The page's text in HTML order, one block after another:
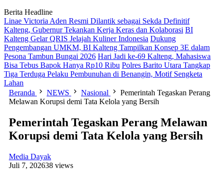
Berita Headline
Linae Victoria Aden Resmi Dilantik sebagai Sekda Definitif
Kalteng, Gubernur Tekankan Kerja Keras dan Kolaborasi BI
Kalteng Gelar QRIS Jelajah Kuliner Indonesia Dukung
Pengembangan UMKM, BI Kalteng Tampilkan Konsep 3E dalam
Pesona Tambun Bungai 2026 Hari Jadi ke-69 Kalteng, Mahasiswa
Bisa Tebus Bapok Hanya Rp10 Ribu Polres Barito Utara Tangkap
Tiga Terduga Pelaku Pembunuhan di Benangin, Motif Sengketa
Lahan
Beranda
NEWS Nasional
Pemerintah Tegaskan Perang
Melawan Korupsi demi Tata Kelola yang Bersih
Pemerintah Tegaskan Perang Melawan
Korupsi demi Tata Kelola yang Bersih
Media Dayak
Juli 7, 202638 views